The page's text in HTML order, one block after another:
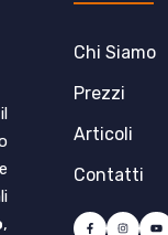
,
Chi Siamo
Prezzi
Articoli
Contatti